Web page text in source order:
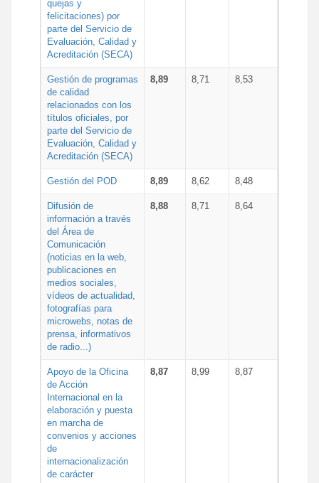
quejas y
felicitaciones) por
parte del Servicio de
Evaluación, Calidad y
Acreditación (SECA)
Gestión de programas
de calidad
relacionados con los
títulos oficiales, por
parte del Servicio de
Evaluación, Calidad y
Acreditación (SECA)
8,89 8,71 8,53
Gestión del POD 8,89 8,62 8,48
Difusión de
información a través
del Área de
Comunicación
(noticias en la web,
publicaciones en
medios sociales,
vídeos de actualidad,
fotografías para
microwebs, notas de
prensa, informativos
de radio...)
8,88 8,71 8,64
Apoyo de la Oficina
de Acción
Internacional en la
elaboración y puesta
en marcha de
convenios y acciones
de
internacionalización
de carácter
8,87 8,99 8,87